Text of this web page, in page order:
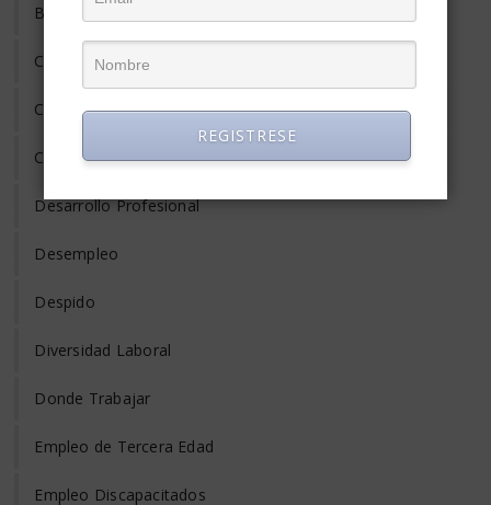
Búsqueda de Empleo
Clima laboral
Coaching
Compensación y Salario
Desarrollo Profesional
Desempleo
Despido
Diversidad Laboral
Donde Trabajar
Empleo de Tercera Edad
Empleo Discapacitados
REGISTRESE